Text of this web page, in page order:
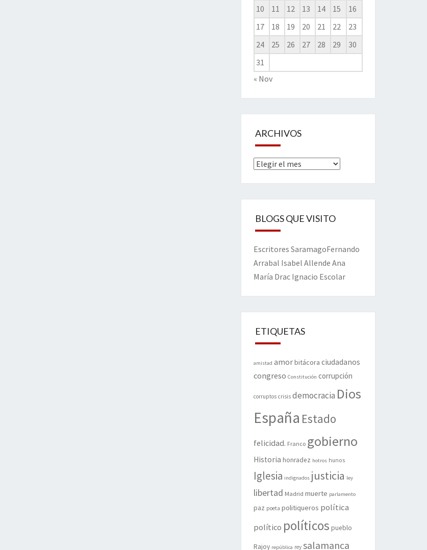
10
11 12 13 14 15
16
17
18 19 20 21 22
23
24
25 26 27 28 29
30
31
« Nov
ARCHIVOS
Archivos
BLOGS QUE VISITO
Escritores SaramagoFernando
Arrabal Isabel Allende Ana
María Drac Ignacio Escolar
ETIQUETAS
amistad amorbitácora ciudadanos
congreso Constitución corrupción
corruptos crisis democracia Dios
España Estado
felicidad. Franco gobierno
Historia honradez hotros hunos
Iglesia indignados justicia ley
libertad Madrid muerte parlamento
paz poeta politiqueros política
político políticos pueblo
Rajoy república rey salamanca